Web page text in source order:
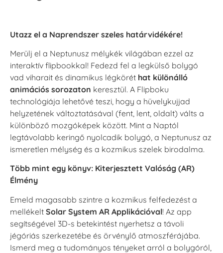
Utazz el a Naprendszer szeles határvidékére!
Merülj el a Neptunusz mélykék világában ezzel az
interaktív flipbookkal! Fedezd fel a legkülső bolygó
vad viharait és dinamikus légkörét hat különálló
animációs sorozaton keresztül. A Flipboku
technológiája lehetővé teszi, hogy a hüvelykujjad
helyzetének változtatásával (fent, lent, oldalt) válts a
különböző mozgóképek között. Mint a Naptól
legtávolabb keringő nyolcadik bolygó, a Neptunusz az
ismeretlen mélység és a kozmikus szelek birodalma.
Több mint egy könyv: Kiterjesztett Valóság (AR)
Élmény
Emeld magasabb szintre a kozmikus felfedezést a
mellékelt Solar System AR Applikációval! Az app
segítségével 3D-s betekintést nyerhetsz a távoli
jégóriás szerkezetébe és örvénylő atmoszférájába.
Ismerd meg a tudományos tényeket arról a bolygóról,